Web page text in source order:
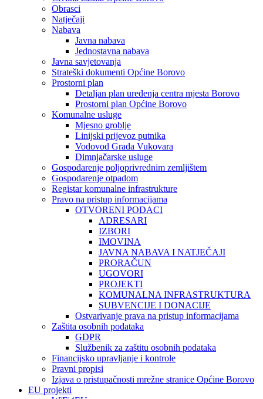
Obrasci
Natječaji
Nabava
Javna nabava
Jednostavna nabava
Javna savjetovanja
Strateški dokumenti Općine Borovo
Prostorni plan
Detaljan plan uređenja centra mjesta Borovo
Prostorni plan Općine Borovo
Komunalne usluge
Mjesno groblje
Linijski prijevoz putnika
Vodovod Grada Vukovara
Dimnjačarske usluge
Gospodarenje poljoprivrednim zemljištem
Gospodarenje otpadom
Registar komunalne infrastrukture
Pravo na pristup informacijama
OTVORENI PODACI
ADRESARI
IZBORI
IMOVINA
JAVNA NABAVA I NATJEČAJI
PRORAČUN
UGOVORI
PROJEKTI
KOMUNALNA INFRASTRUKTURA
SUBVENCIJE I DONACIJE
Ostvarivanje prava na pristup informacijama
Zaštita osobnih podataka
GDPR
Službenik za zaštitu osobnih podataka
Financijsko upravljanje i kontrole
Pravni propisi
Izjava o pristupačnosti mrežne stranice Općine Borovo
EU projekti